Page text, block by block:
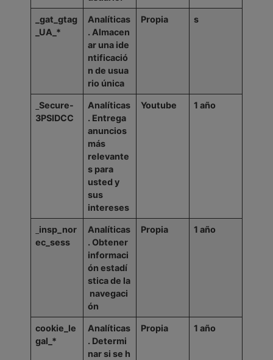
_gat_gtag
_UA_*
Analíticas
. Almacen
ar una ide
ntificació
n de usua
rio única
Propia s
Secure-
3PSIDCC
Analíticas
. Entrega
anuncios
más
relevante
s para
usted y
sus
intereses
Youtube 1 año
insp_nor
ec_sess
Analíticas
. Obtener
informaci
ón estadí
sticade la
navegaci
ón
Propia 1 año
cookie_le
gal_*
Analíticas
. Determi
narsi se h
Propia 1 año